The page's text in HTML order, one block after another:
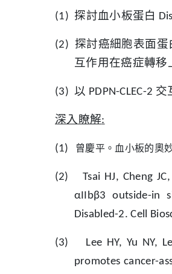
(1) 探討血小板蛋白
(2) 探討癌細胞表面蛋
互作用在癌症轉移
(3) 以 PDPN-CLEC-2 交
深入瞭解:
(1) 曾慶平。血小板的奧
(2)
Tsai HJ, Cheng
αIIbβ3 outside-in
Disabled-2. Cell
(3)
Lee HY, Yu NY,
promotes cancer-